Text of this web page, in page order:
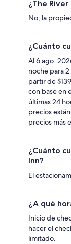
¿The
No, la
¿Cuánto
Al 6 ago.
noche para
partir de
con base en
últimas 24
precios
precios más
¿Cuánto
Inn?
El
¿A qué
Inicio de
hacer el
limitado.